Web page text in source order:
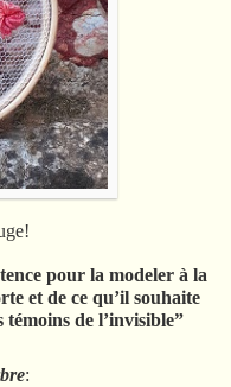
pour la modeler à la
et de ce qu’il souhaite
de l’invisible”
: